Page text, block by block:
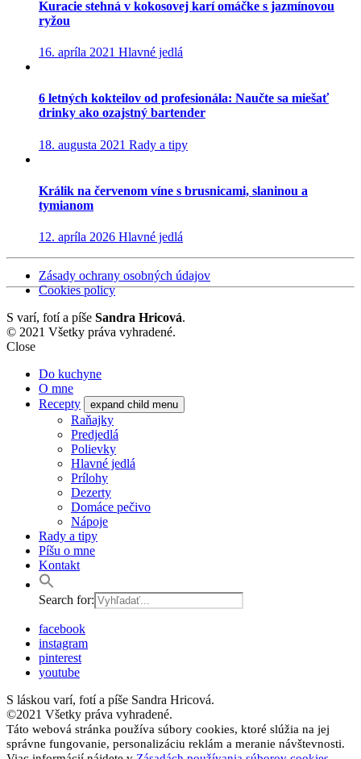
Kuracie stehná v kokosovej karí omáčke s jazmínovou
ryžou
16. apríla 2021 Hlavné jedlá
6 letných kokteilov od profesionála: Naučte sa miešať
drinky ako ozajstný bartender
18. augusta 2021 Rady a tipy
Králik na červenom víne s brusnicami, slaninou a
tymianom
12. apríla 2026 Hlavné jedlá
Zásady ochrany osobných údajov
Cookies policy
S varí, fotí a píše Sandra Hricová.
© 2021 Všetky práva vyhradené.
Close
Do kuchyne
O mne
Recepty
expand child menu
Raňajky
Predjedlá
Polievky
Hlavné jedlá
Prílohy
Dezerty
Domáce pečivo
Nápoje
Rady a tipy
Píšu o mne
Kontakt
Search for:
facebook
instagram
pinterest
youtube
S láskou varí, fotí a píše Sandra Hricová.
©2021 Všetky práva vyhradené.
Táto webová stránka používa súbory cookies, ktoré slúžia na jej
správne fungovanie, personalizáciu reklám a meranie návštevnosti.